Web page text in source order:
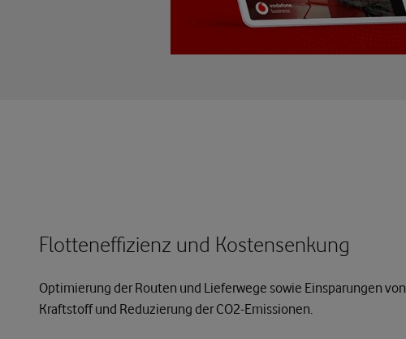
Flotteneffizienz und Kostensenkung
Optimierung der Routen und Lieferwege sowie Einsparungen von
Kraftstoff und Reduzierung der CO2-Emissionen.